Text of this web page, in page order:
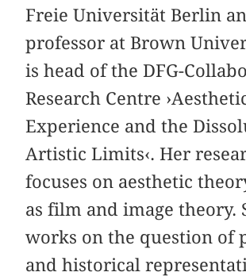
Freie Universität Berlin
professor at Brown
is head of the DFG-
Research Centre
Experience and the
Artistic Limits‹. Her
focuses on aesthetic
as film and image theory.
works on the question of
and historical